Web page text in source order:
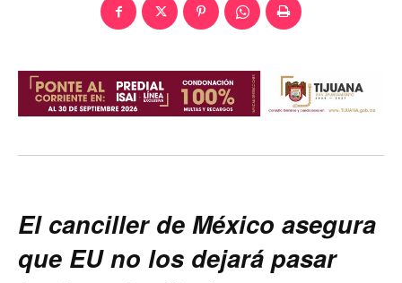
El canciller de México asegura
que EU no los dejará pasar